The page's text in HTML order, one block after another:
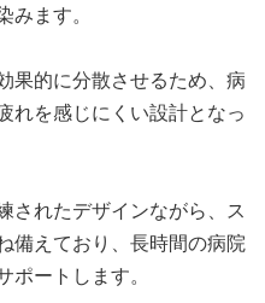
ます。
果的に分散させるため、病
れを感じにくい設計となっ
されたデザインながら、ス
備えており、長時間の病院
ートします。